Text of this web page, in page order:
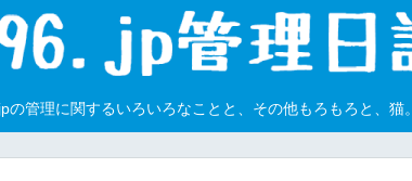
の管理に関するいろいろなことと、その他もろもろと、猫。